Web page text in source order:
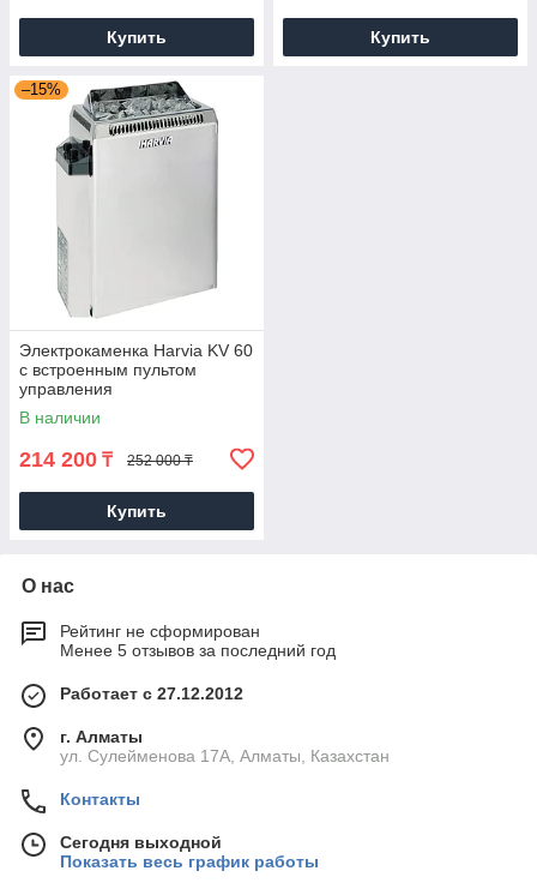
Купить Купить
–15%
Электрокаменка Harvia KV 60
с встроенным пультом
управления
В наличии
214 200 ₸ 252 000 ₸
Купить
О нас
Рейтинг не сформирован
Менее 5 отзывов за последний год
Работает с 27.12.2012
г. Алматы
ул. Сулейменова 17А, Алматы, Казахстан
Контакты
Сегодня выходной
Показать весь график работы